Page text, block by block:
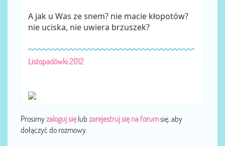
A jak u Was ze snem? nie macie kłopotów?
nie uciska, nie uwiera brzuszek?
Listopadówki 2012
Prosimyzaloguj sięlub zarejestruj się na forumsię, aby
dołączyć do rozmowy.